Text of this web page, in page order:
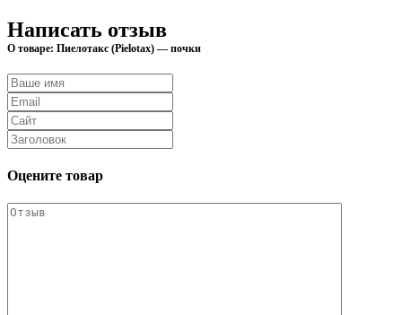
Написать отзыв
О товаре: Пиелотакс (Pielotax) — почки
Оцените товар